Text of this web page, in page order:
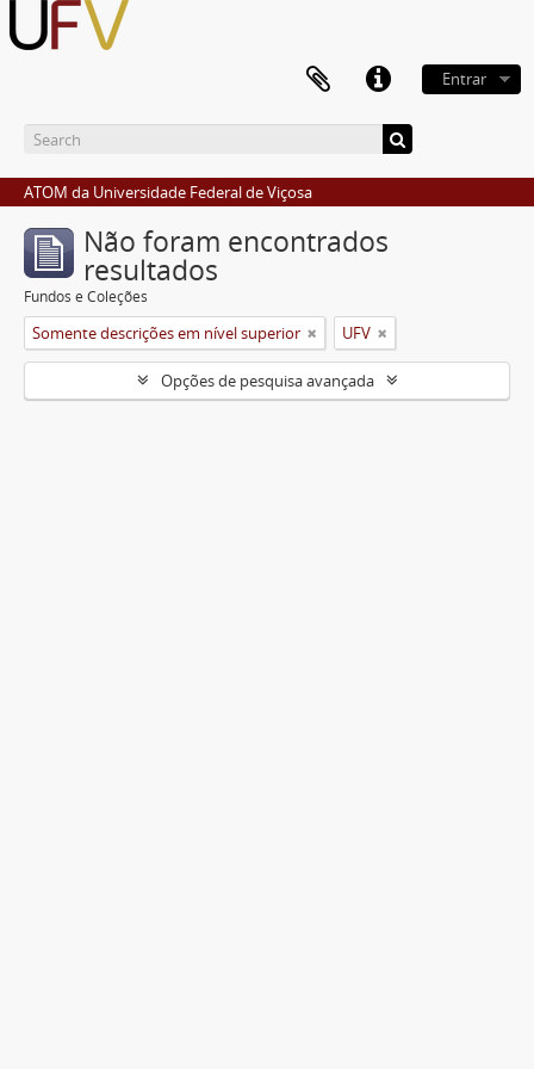
Entrar
ATOM da Universidade Federal de Viçosa
Não foram encontrados
resultados
Fundos e Coleções
Somente descrições em nível superior UFV
Opções de pesquisa avançada